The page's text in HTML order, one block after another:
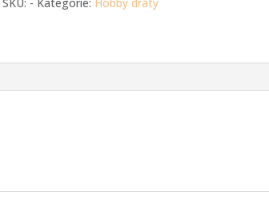
množství